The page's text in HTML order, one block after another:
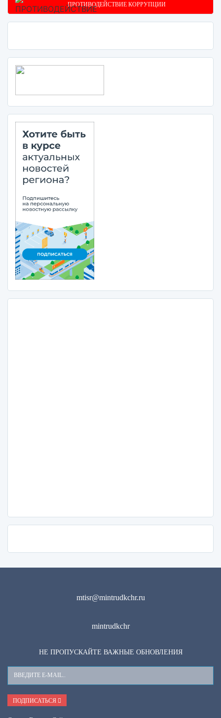
ПРОТИВОДЕЙСТВИЕ КОРРУПЦИИ
mtisr@mintrudkchr.ru
mintrudkchr
НЕ ПРОПУСКАЙТЕ ВАЖНЫЕ ОБНОВЛЕНИЯ
Ваш
E-
Mail
ПОДПИСАТЬСЯ